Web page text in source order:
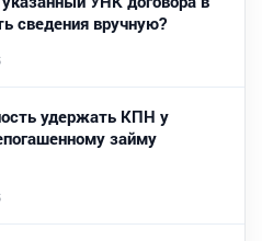
сведения вручную?
удержать КПН у
займу